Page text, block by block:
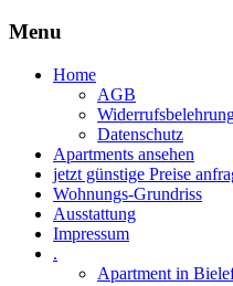
Menu
Skip
Home
AGB
Datenschutz
Apartments ansehen
jetzt günstige Preise
Wohnungs-Grundriss
Ausstattung
Impressum
.
Apartment in